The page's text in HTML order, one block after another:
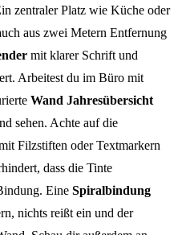
zentraler Platz wie Küche oder
aus zwei Metern Entfernung
mit klarer Schrift und
Arbeitest du im Büro mit
Wand Jahresübersicht
sehen. Achte auf die
Filzstiften oder Textmarkern
dass die Tinte
Eine Spiralbindung
nichts reißt ein und der